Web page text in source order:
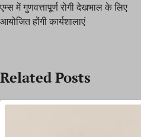
एम्स में गुणवत्तापूर्ण रोगी देखभाल के लिए
आयोजित होंगी कार्यशालाएं
Related Posts